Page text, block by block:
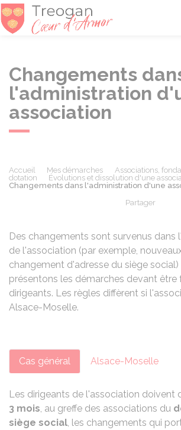
Changements
l'administration
association
Accueil Mes démarches
Associations,
dotation
Évolutions et dissolution d'une
Changements dans l'administration d'une
Partager
Des changements sont survenus dans
de l'association (par exemple,
changement d'adresse du siège
présentons les démarches devant être
dirigeants. Les règles diffèrent si
Alsace-Moselle.
Cas général Alsace-Moselle
Les dirigeants de l'association doivent
3 mois, au greffe des associations du
siège social, les changements qui